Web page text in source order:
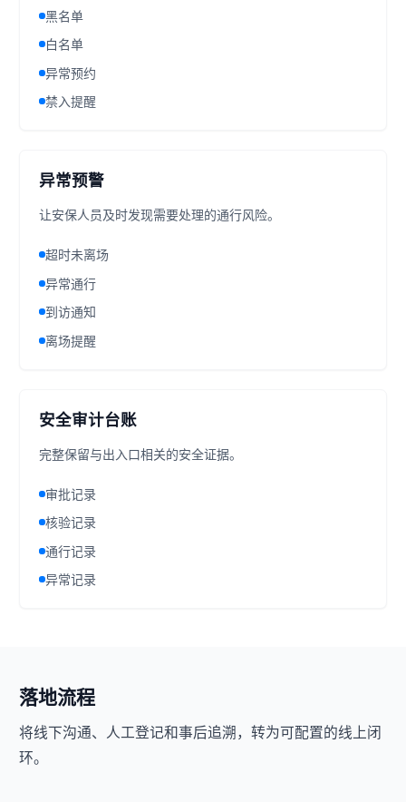
黑名单
白名单
异常预约
禁入提醒
异常预警
让安保人员及时发现需要处理的通行风险。
超时未离场
异常通行
到访通知
离场提醒
安全审计台账
完整保留与出入口相关的安全证据。
审批记录
核验记录
通行记录
异常记录
落地流程
将线下沟通、人工登记和事后追溯，转为可配置的线上闭
环。